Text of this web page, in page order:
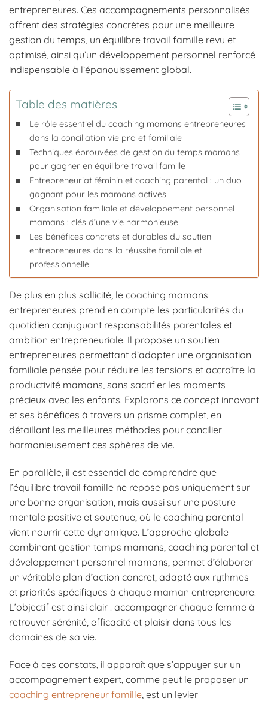
entrepreneures. Ces accompagnements personnalisés
offrent des stratégies concrètes pour une meilleure
gestion du temps, un équilibre travail famille revu et
optimisé, ainsi qu’un développement personnel renforcé
indispensable à l’épanouissement global.
Table des matières
Le rôle essentiel du coaching mamans entrepreneures
dans la conciliation vie pro et familiale
Techniques éprouvées de gestion du temps mamans
pour gagner en équilibre travail famille
Entrepreneuriat féminin et coaching parental : un duo
gagnant pour les mamans actives
Organisation familiale et développement personnel
mamans : clés d’une vie harmonieuse
Les bénéfices concrets et durables du soutien
entrepreneures dans la réussite familiale et
professionnelle
De plus en plus sollicité, le coaching mamans
entrepreneures prend en compte les particularités du
quotidien conjuguant responsabilités parentales et
ambition entrepreneuriale. Il propose un soutien
entrepreneures permettant d’adopter une organisation
familiale pensée pour réduire les tensions et accroître la
productivité mamans, sans sacrifier les moments
précieux avec les enfants. Explorons ce concept innovant
et ses bénéfices à travers un prisme complet, en
détaillant les meilleures méthodes pour concilier
harmonieusement ces sphères de vie.
En parallèle, il est essentiel de comprendre que
l’équilibre travail famille ne repose pas uniquement sur
une bonne organisation, mais aussi sur une posture
mentale positive et soutenue, où le coaching parental
vient nourrir cette dynamique. L’approche globale
combinant gestion temps mamans, coaching parental et
développement personnel mamans, permet d’élaborer
un véritable plan d’action concret, adapté aux rythmes
et priorités spécifiques à chaque maman entrepreneure.
L’objectif est ainsi clair : accompagner chaque femme à
retrouver sérénité, efficacité et plaisir dans tous les
domaines de sa vie.
Face à ces constats, il apparaît que s’appuyer sur un
accompagnement expert, comme peut le proposer un
coaching entrepreneur famille , est un levier